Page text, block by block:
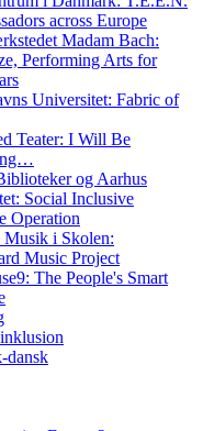
across Europe
Madam Bach:
Performing Arts for
Universitet: Fabric of
Teater: I Will Be
og Aarhus
Social Inclusive
Operation
Musik i Skolen:
Music Project
The People's Smart
dansk